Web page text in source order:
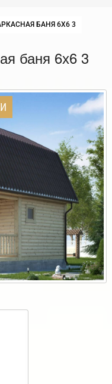
БАНЯ 6Х6 3
баня 6х6 3